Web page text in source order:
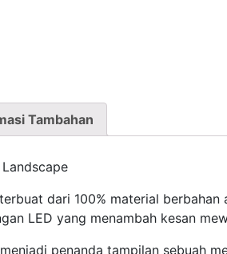
Tambahan
dari 100% material
LED yang menambah kesan
penanda tampilan sebuah